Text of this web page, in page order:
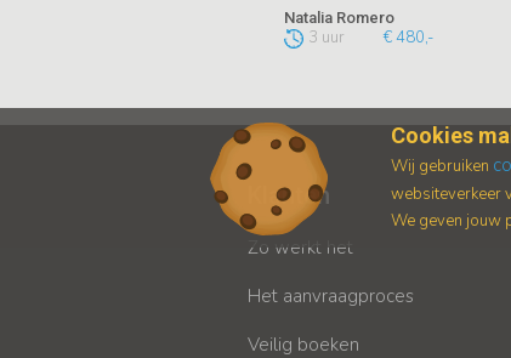
Natalia Romero
3 uur € 480,-
Klanten
Zo werkt het
Het aanvraagproces
Veilig boeken
Cookies
Wij gebruiken
websiteverkeer
We geven jouw